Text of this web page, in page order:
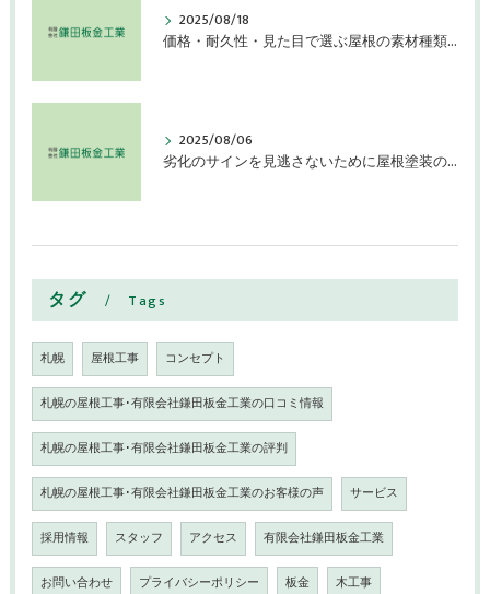
2025/08/18
価格・耐久性・見た目で選ぶ屋根の素材種類とその特徴とは
2025/08/06
劣化のサインを見逃さないために屋根塗装の効果持続を確認しよう
タグ Tags
札幌 屋根工事 コンセプト
札幌の屋根工事･有限会社鎌田板金工業の口コミ情報
札幌の屋根工事･有限会社鎌田板金工業の評判
札幌の屋根工事･有限会社鎌田板金工業のお客様の声 サービス
採用情報 スタッフ アクセス 有限会社鎌田板金工業
お問い合わせ プライバシーポリシー 板金 木工事